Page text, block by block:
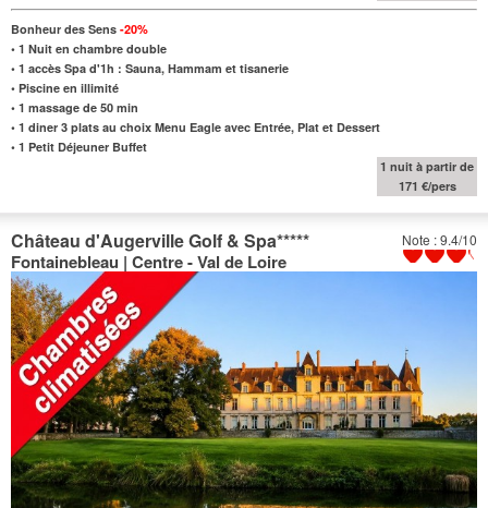
Bonheur des Sens -20%
• 1 Nuit en chambre double
• 1 accès Spa d'1h : Sauna, Hammam et tisanerie
• Piscine en illimité
• 1 massage de 50 min
• 1 diner 3 plats au choix Menu Eagle avec Entrée, Plat et Dessert
• 1 Petit Déjeuner Buffet
1 nuit à partir de
171 €/pers
Note : 9.4/10
Château d'Augerville Golf & Spa*****
Fontainebleau | Centre - Val de Loire